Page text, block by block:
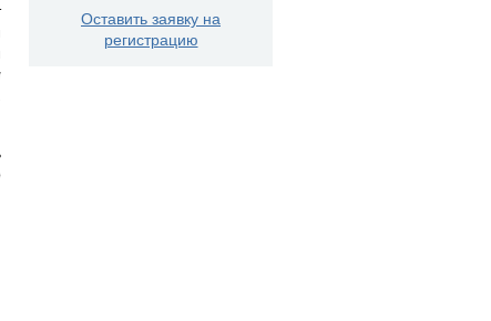
Оставить заявку на
регистрацию